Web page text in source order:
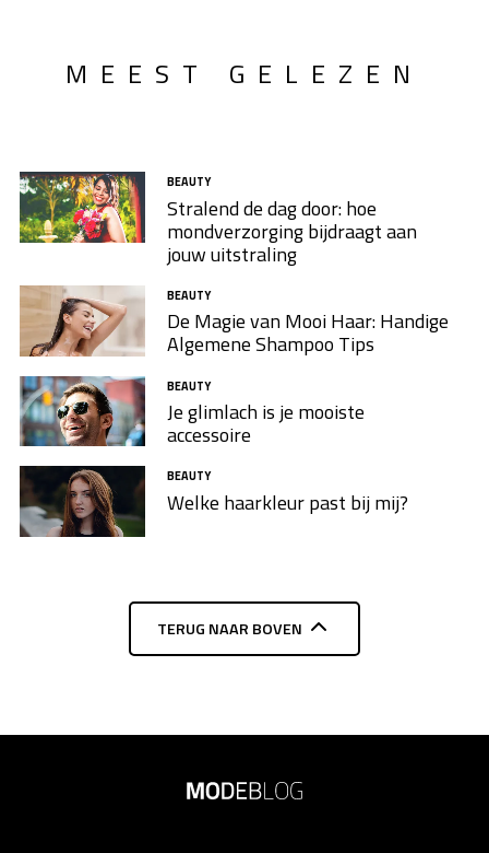
MEEST GELEZEN
BEAUTY
Stralend de dag door: hoe
mondverzorging bijdraagt aan
jouw uitstraling
BEAUTY
De Magie van Mooi Haar: Handige
Algemene Shampoo Tips
BEAUTY
Je glimlach is je mooiste
accessoire
BEAUTY
Welke haarkleur past bij mij?
TERUG NAAR BOVEN